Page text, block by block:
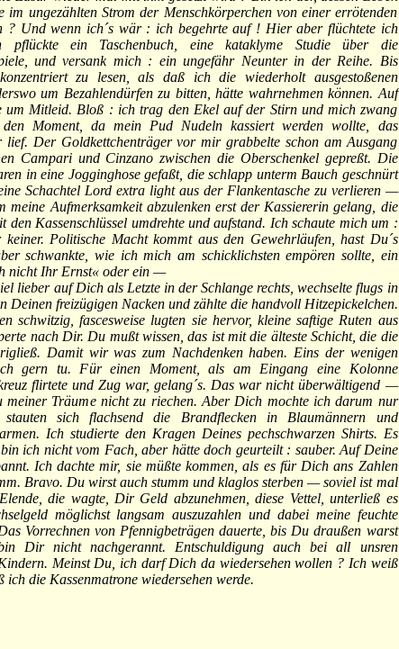
im ungezählten Strom der Menschkörperchen von einer errötenden
? Und wenn ich´s wär : ich begehrte auf ! Hier aber flüchtete ich
ein Taschenbuch, eine kataklyme Studie über die
und versank mich : ein ungefähr Neunter in der Reihe. Bis
zu lesen, als daß ich die wiederholt ausgestoßenen
um Bezahlendürfen zu bitten, hätte wahrnehmen können. Auf
um Mitleid. Bloß : ich trag den Ekel auf der Stirn und mich zwang
den Moment, da mein Pud Nudeln kassiert werden wollte, das
lief. Der Goldkettchenträger vor mir grabbelte schon am Ausgang
Campari und Cinzano zwischen die Oberschenkel gepreßt. Die
in eine Jogginghose gefaßt, die schlapp unterm Bauch geschnürt
Schachtel Lord extra light aus der Flankentasche zu verlieren —
meine Aufmerksamkeit abzulenken erst der Kassiererin gelang, die
den Kassenschlüssel umdrehte und aufstand. Ich schaute mich um :
Politische Macht kommt aus den Gewehrläufen, hast Du´s
schwankte, wie ich mich am schicklichsten empören sollte, ein
nicht Ihr Ernst« oder ein —
lieber auf Dich als Letzte in der Schlange rechts, wechselte flugs in
Deinen freizügigen Nacken und zählte die handvoll Hitzepickelchen.
schwitzig, fascesweise lugten sie hervor, kleine saftige Ruten aus
nach Dir. Du mußt wissen, das ist mit die älteste Schicht, die die
Damit wir was zum Nachdenken haben. Eins der wenigen
gern tu. Für einen Moment, als am Eingang eine Kolonne
flirtete und Zug war, gelang´s. Das war nicht überwältigend —
meiner Träume nicht zu riechen. Aber Dich mochte ich darum nur
sich flachsend die Brandflecken in Blaumännern und
Ich studierte den Kragen Deines pechschwarzen Shirts. Es
ich nicht vom Fach, aber hätte doch geurteilt : sauber. Auf Deine
Ich dachte mir, sie müßte kommen, als es für Dich ans Zahlen
Bravo. Du wirst auch stumm und klaglos sterben — soviel ist mal
die wagte, Dir Geld abzunehmen, diese Vettel, unterließ es
möglichst langsam auszuzahlen und dabei meine feuchte
Vorrechnen von Pfennigbeträgen dauerte, bis Du draußen warst
Dir nicht nachgerannt. Entschuldigung auch bei all unsren
Meinst Du, ich darf Dich da wiedersehen wollen ? Ich weiß
ich die Kassenmatrone wiedersehen werde.